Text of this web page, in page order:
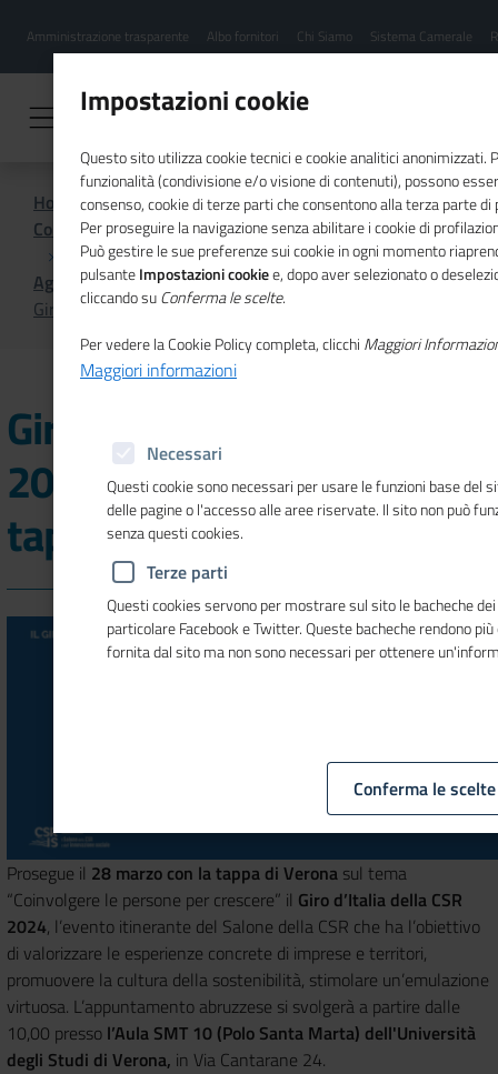
contenuto
Menu
hamburgher
Amministrazione trasparente Albo fornitori Chi Siamo Sistema Camerale
Home
Comunicazione istituzionale per il sistema camerale
Agenda
Giro d'Italia della CSR 2024, a Verona la quinta tappa
Giro d'Italia della CSR
2024, a Verona la quinta
tappa
Prosegue il 28 marzo con la tappa di Verona sul tema
“Coinvolgere le persone per crescere” il Giro d’Italia della CSR
2024, l’evento itinerante del Salone della CSR che ha l’obiettivo
di valorizzare le esperienze concrete di imprese e territori,
promuovere la cultura della sostenibilità, stimolare un’emulazione
virtuosa. L’appuntamento abruzzese si svolgerà a partire dalle
10,00 presso l’Aula SMT 10 (Polo Santa Marta) dell'Università
degli Studi di Verona, in Via Cantarane 24.
Impostazioni cookie
Questo sito utilizza cookie tecnici e cookie analitici anonimizzati.
funzionalità (condivisione e/o visione di contenuti), possono
consenso, cookie di terze parti che consentono alla terza parte
Per proseguire la navigazione senza abilitare i cookie di
Può gestire le sue preferenze sui cookie in ogni momento
pulsanteImpostazioni cookiee, dopo aver selezionato o
cliccando suConferma le scelte.
Per vedere la Cookie Policy completa, clicchi Maggiori
Maggiori informazioni
Necessari
Questi cookie sono necessari per usare le funzioni base del
delle pagine o l'accesso alle aree riservate. Il sito non può
senza questi cookies.
Terze parti
Questi cookies servono per mostrare sul sito le bacheche
particolare Facebook e Twitter. Queste bacheche rendono
fornita dal sito ma non sono necessari per ottenere
Conferma le scelte